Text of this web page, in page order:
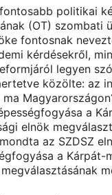
politikai
(OT) szombati
fontosnak
kérdésekről,
legyen
közölte: az
a
elnök
az SZDSZ
a Kárpát-